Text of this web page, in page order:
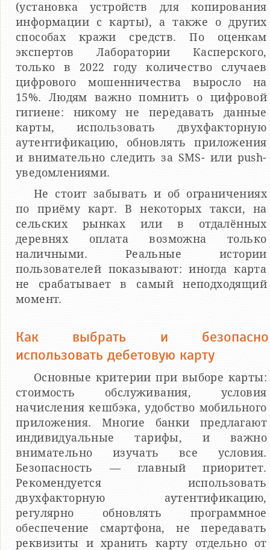
(установка устройств для копирования
информации с карты), а также о других
способах кражи средств. По оценкам
экспертов Лаборатории Касперского,
только в 2022 году количество случаев
цифрового мошенничества выросло на
15%. Людям важно помнить о цифровой
гигиене: никому не передавать данные
карты, использовать двухфакторную
аутентификацию, обновлять приложения
и внимательно следить за SMS- или push-
уведомлениями.
Не стоит забывать и об ограничениях
по приёму карт. В некоторых такси, на
сельских рынках или в отдалённых
деревнях оплата возможна только
наличными. Реальные истории
пользователей показывают: иногда карта
не срабатывает в самый неподходящий
момент.
Как выбрать и безопасно
использовать дебетовую карту
Основные критерии при выборе карты:
стоимость обслуживания, условия
начисления кешбэка, удобство мобильного
приложения. Многие банки предлагают
индивидуальные тарифы, и важно
внимательно изучать все условия.
Безопасность — главный приоритет.
Рекомендуется использовать
двухфакторную аутентификацию,
регулярно обновлять программное
обеспечение смартфона, не передавать
реквизиты и хранить карту отдельно от